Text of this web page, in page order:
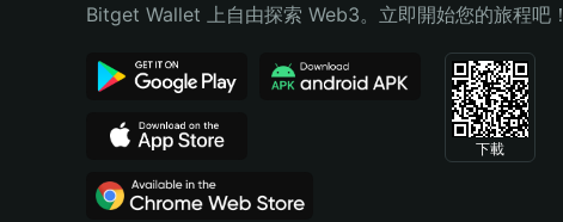
Español (Argentina)
Bitget Wallet 上自由探索 Web3。立即開始您的旅程吧！
下載